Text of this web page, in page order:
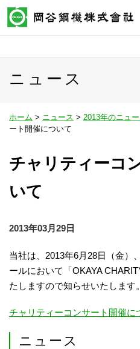
ニュース
ホーム > ニュース > 2013年のニュ
ート開催について
チャリティーコ
いて
2013年03月29日
当社は、2013年6月28日（金）
ールにおいて「OKAYA
たしますので知らせいたします。
チャリティーコンサート開催に
ニュース